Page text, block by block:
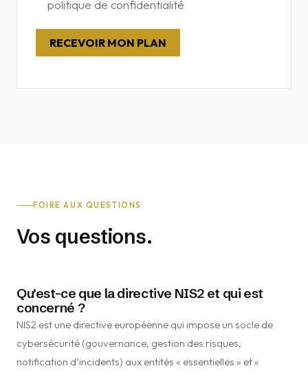
politique de confidentialité
FOIRE AUX QUESTIONS
Vos questions.
Qu’est-ce que la directive NIS2 et qui est
concerné ?
NIS2 est une directive européenne qui impose un socle de
cybersécurité (gouvernance, gestion des risques,
notification d’incidents) aux entités « essentielles » et «